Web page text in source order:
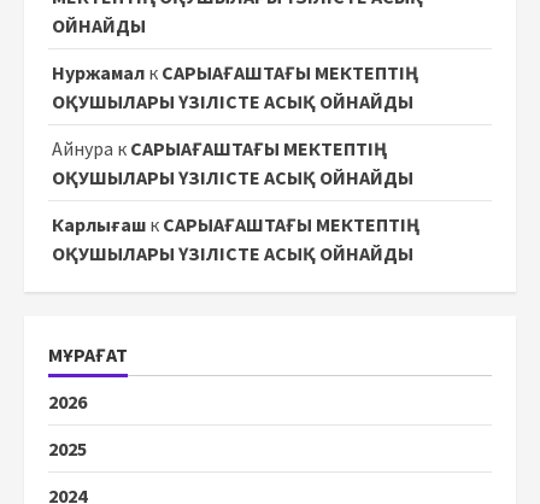
ОЙНАЙДЫ
Нуржамал к САРЫАҒАШТАҒЫ МЕКТЕПТІҢ
ОҚУШЫЛАРЫ ҮЗІЛІСТЕ АСЫҚ ОЙНАЙДЫ
Айнура к САРЫАҒАШТАҒЫ МЕКТЕПТІҢ
ОҚУШЫЛАРЫ ҮЗІЛІСТЕ АСЫҚ ОЙНАЙДЫ
Карлығаш к САРЫАҒАШТАҒЫ МЕКТЕПТІҢ
ОҚУШЫЛАРЫ ҮЗІЛІСТЕ АСЫҚ ОЙНАЙДЫ
МҰРАҒАТ
2026
2025
2024